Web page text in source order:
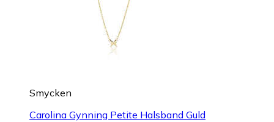
Smycken
Carolina Gynning Petite Halsband Guld